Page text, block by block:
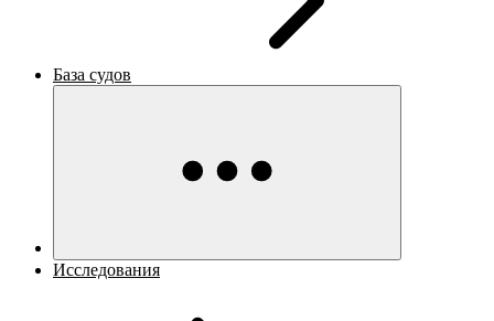
База судов
Исследования